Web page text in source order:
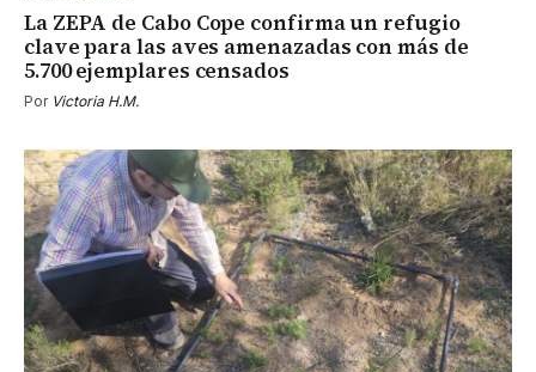
La ZEPA de Cabo Cope confirma un refugio
clave para las aves amenazadas con más de
5.700 ejemplares censados
Por Victoria H.M.